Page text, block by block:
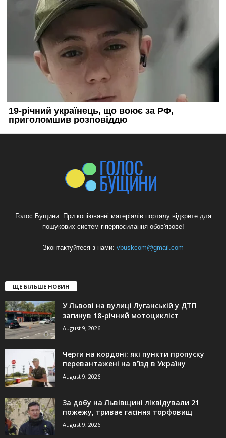
Голос Бущини. При копіюванні матеріалів порталу відкрите для
пошукових систем гіперпосилання обов'язове!
Зконтактуйтеся з нами: vbuskcom@gmail.com
ЩЕ БІЛЬШЕ НОВИН
У Львові на вулиці Луганській у ДТП
загинув 18-річний мотоцикліст
August 9, 2026
Черги на кордоні: які пункти пропуску
перевантажені на в’їзд в Україну
August 9, 2026
За добу на Львівщині ліквідували 21
пожежу, триває гасіння торфовищ
August 9, 2026